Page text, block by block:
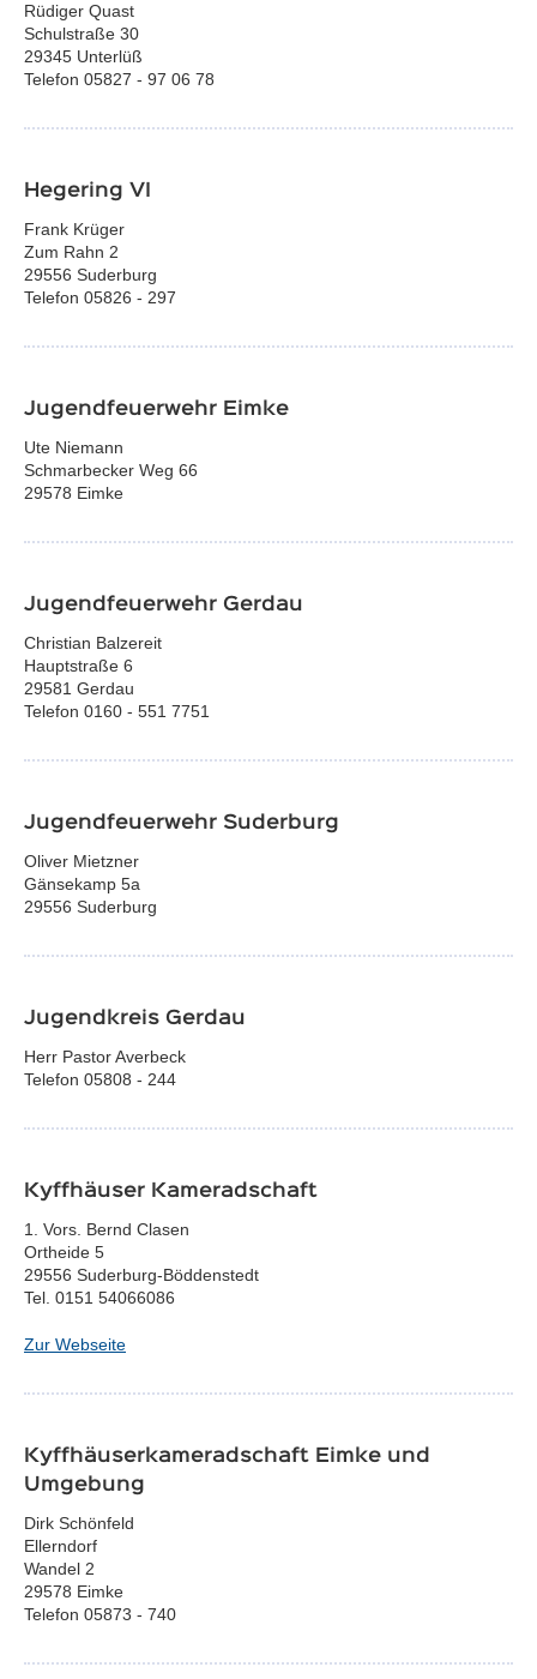
Rüdiger Quast
Schulstraße 30
29345 Unterlüß
Telefon 05827 - 97 06 78
Hegering VI
Frank Krüger
Zum Rahn 2
29556 Suderburg
Telefon 05826 - 297
Jugendfeuerwehr Eimke
Ute Niemann
Schmarbecker Weg 66
29578 Eimke
Jugendfeuerwehr Gerdau
Christian Balzereit
Hauptstraße 6
29581 Gerdau
Telefon 0160 - 551 7751
Jugendfeuerwehr Suderburg
Oliver Mietzner
Gänsekamp 5a
29556 Suderburg
Jugendkreis Gerdau
Herr Pastor Averbeck
Telefon 05808 - 244
Kyffhäuser Kameradschaft
1. Vors. Bernd Clasen
Ortheide 5
29556 Suderburg-Böddenstedt
Tel. 0151 54066086
Zur Webseite
Kyffhäuserkameradschaft Eimke und
Umgebung
Dirk Schönfeld
Ellerndorf
Wandel 2
29578 Eimke
Telefon 05873 - 740